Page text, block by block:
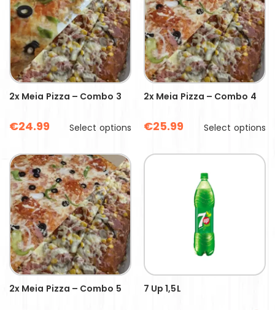
2x Meia Pizza – Combo 3
€24.99 Select options
2x Meia Pizza – Combo 4
€25.99 Select options
2x Meia Pizza – Combo 5 7 Up 1,5L